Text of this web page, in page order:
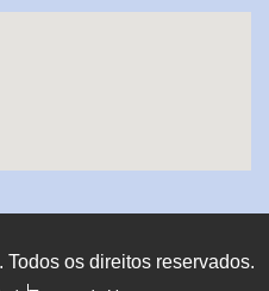
os direitos reservados.